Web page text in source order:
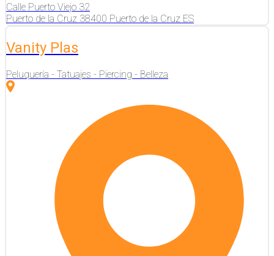
Calle Puerto Viejo 32
Puerto de la Cruz 38400 Puerto de la Cruz ES
Vanity Plas
Peluquería - Tatuajes - Piercing - Belleza